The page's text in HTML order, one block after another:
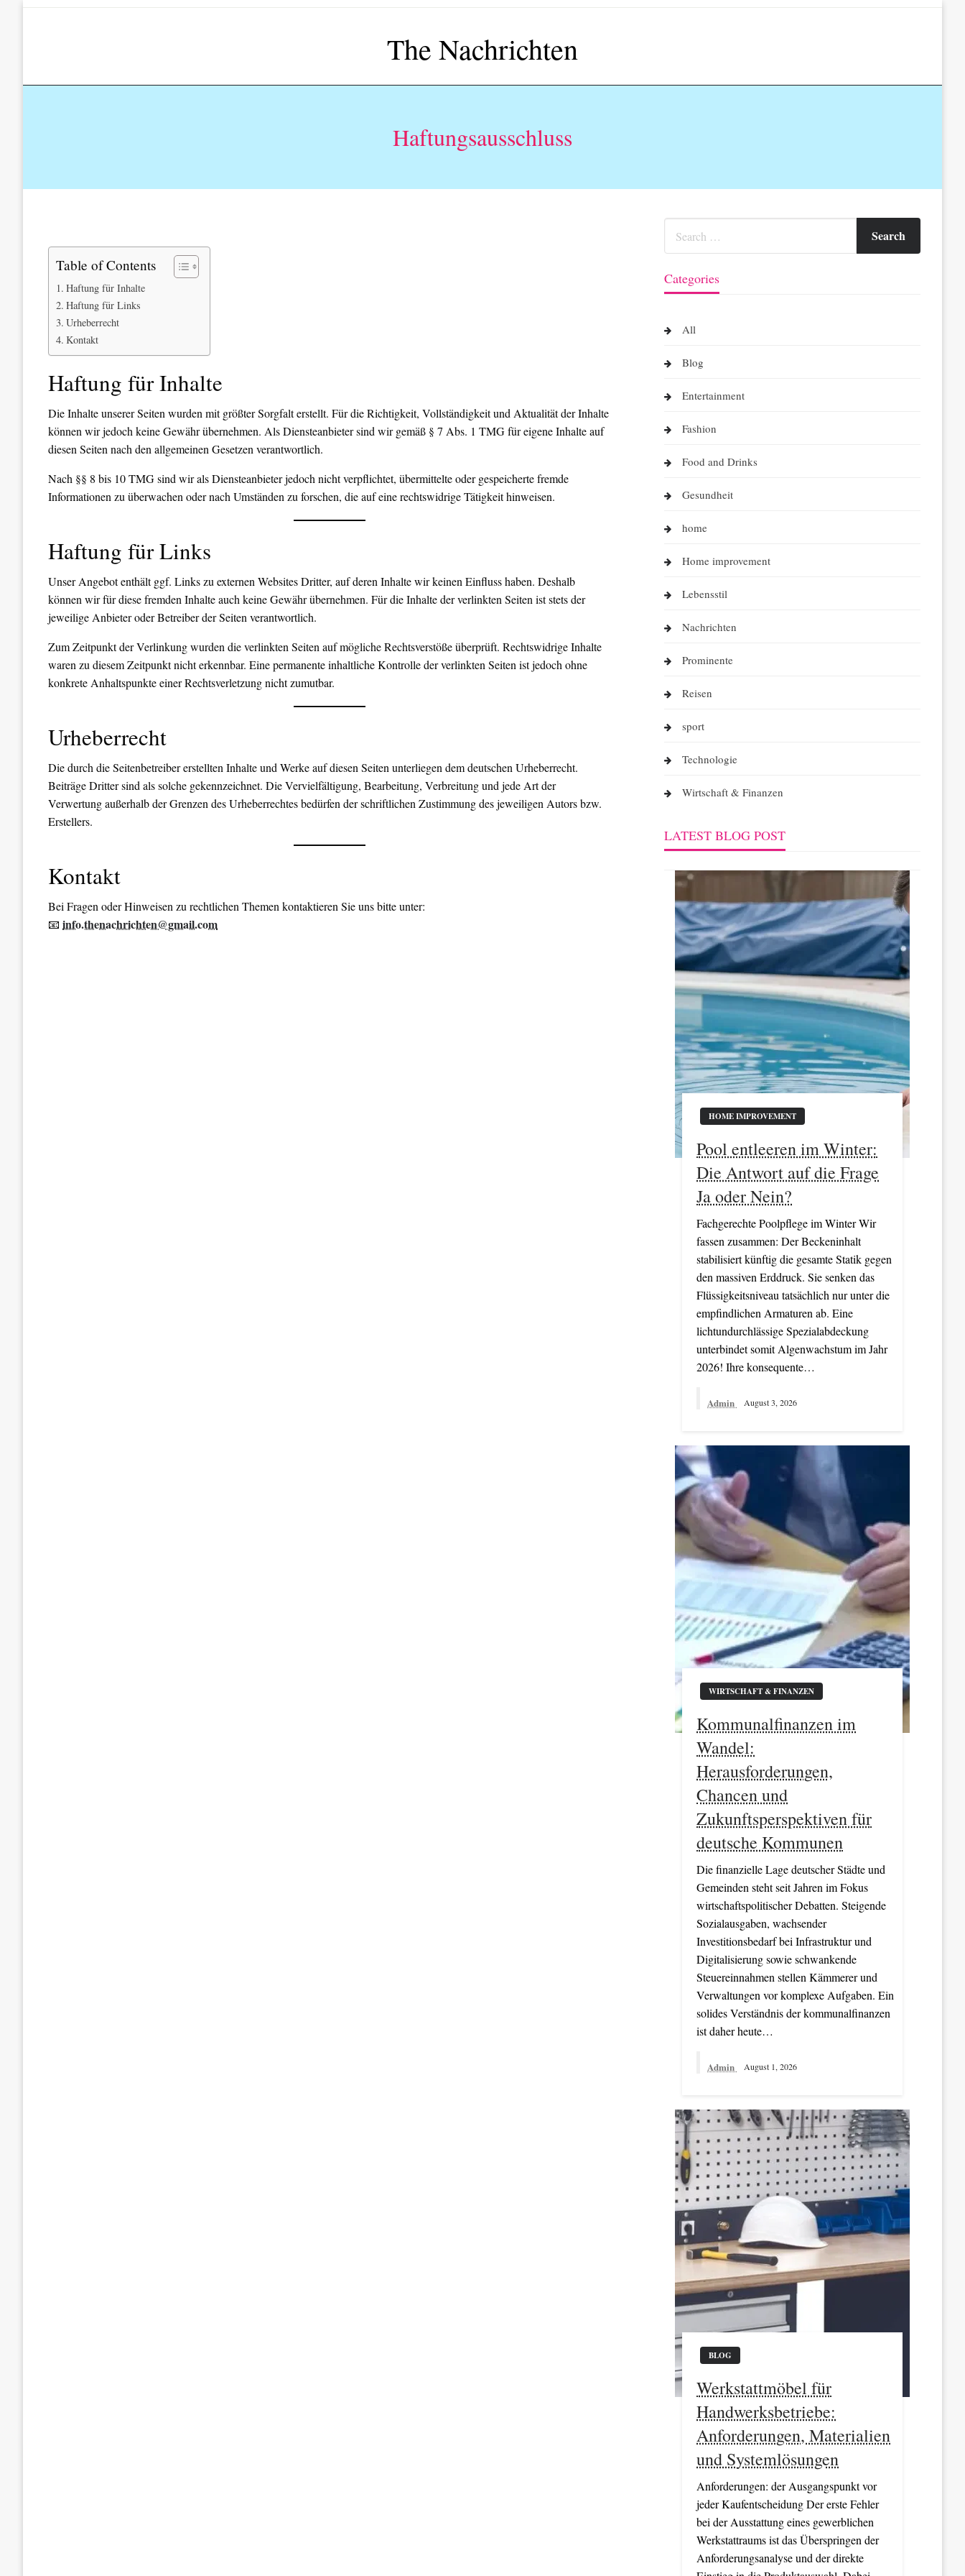
The Nachrichten
Haftungsausschluss
Table of Contents
Haftung für Inhalte
Haftung für Links
Urheberrecht
Kontakt
Haftung für Inhalte
Die Inhalte unserer Seiten wurden mit größter Sorgfalt erstellt. Für die Richtigkeit, Vollständigkeit und Aktualität der Inhalte
können wir jedoch keine Gewähr übernehmen. Als Diensteanbieter sind wir gemäß § 7 Abs. 1 TMG für eigene Inhalte auf
diesen Seiten nach den allgemeinen Gesetzen verantwortlich.
Nach §§ 8 bis 10 TMG sind wir als Diensteanbieter jedoch nicht verpflichtet, übermittelte oder gespeicherte fremde
Informationen zu überwachen oder nach Umständen zu forschen, die auf eine rechtswidrige Tätigkeit hinweisen.
Haftung für Links
Unser Angebot enthält ggf. Links zu externen Websites Dritter, auf deren Inhalte wir keinen Einfluss haben. Deshalb
können wir für diese fremden Inhalte auch keine Gewähr übernehmen. Für die Inhalte der verlinkten Seiten ist stets der
jeweilige Anbieter oder Betreiber der Seiten verantwortlich.
Zum Zeitpunkt der Verlinkung wurden die verlinkten Seiten auf mögliche Rechtsverstöße überprüft. Rechtswidrige Inhalte
waren zu diesem Zeitpunkt nicht erkennbar. Eine permanente inhaltliche Kontrolle der verlinkten Seiten ist jedoch ohne
konkrete Anhaltspunkte einer Rechtsverletzung nicht zumutbar.
Urheberrecht
Die durch die Seitenbetreiber erstellten Inhalte und Werke auf diesen Seiten unterliegen dem deutschen Urheberrecht.
Beiträge Dritter sind als solche gekennzeichnet. Die Vervielfältigung, Bearbeitung, Verbreitung und jede Art der
Verwertung außerhalb der Grenzen des Urheberrechtes bedürfen der schriftlichen Zustimmung des jeweiligen Autors bzw.
Erstellers.
Kontakt
Bei Fragen oder Hinweisen zu rechtlichen Themen kontaktieren Sie uns bitte unter:
📧 info.thenachrichten@gmail.com
Categories
All
Blog
Entertainment
Fashion
Food and Drinks
Gesundheit
home
Home improvement
Lebensstil
Nachrichten
Prominente
Reisen
sport
Technologie
Wirtschaft & Finanzen
LATEST BLOG POST
HOME IMPROVEMENT
Pool entleeren im Winter:
Die Antwort auf die Frage
Ja oder Nein?
Fachgerechte Poolpflege im Winter Wir
fassen zusammen: Der Beckeninhalt
stabilisiert künftig die gesamte Statik gegen
den massiven Erddruck. Sie senken das
Flüssigkeitsniveau tatsächlich nur unter die
empfindlichen Armaturen ab. Eine
lichtundurchlässige Spezialabdeckung
unterbindet somit Algenwachstum im Jahr
2026! Ihre konsequente…
Admin August 3, 2026
WIRTSCHAFT & FINANZEN
Kommunalfinanzen im
Wandel:
Herausforderungen,
Chancen und
Zukunftsperspektiven für
deutsche Kommunen
Die finanzielle Lage deutscher Städte und
Gemeinden steht seit Jahren im Fokus
wirtschaftspolitischer Debatten. Steigende
Sozialausgaben, wachsender
Investitionsbedarf bei Infrastruktur und
Digitalisierung sowie schwankende
Steuereinnahmen stellen Kämmerer und
Verwaltungen vor komplexe Aufgaben. Ein
solides Verständnis der kommunalfinanzen
ist daher heute…
Admin August 1, 2026
BLOG
Werkstattmöbel für
Handwerksbetriebe:
Anforderungen, Materialien
und Systemlösungen
Anforderungen: der Ausgangspunkt vor
jeder Kaufentscheidung Der erste Fehler
bei der Ausstattung eines gewerblichen
Werkstattraums ist das Überspringen der
Anforderungsanalyse und der direkte